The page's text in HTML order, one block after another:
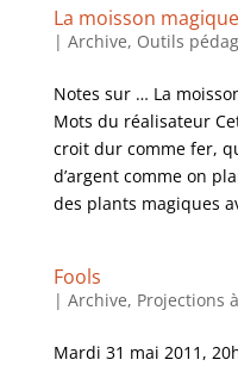
La moisson
| Archive, Outils
Notes sur … La
Mots du réalisateur
croit dur comme fer,
d’argent comme on
des plants magiques
Fools
| Archive, Projections
Mardi 31 mai 2011,